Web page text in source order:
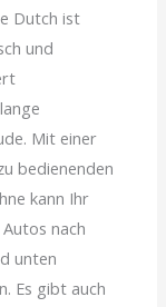
Dutch ist
und
Mit einer
bedienenden
kann Ihr
nach
unten
Es gibt auch